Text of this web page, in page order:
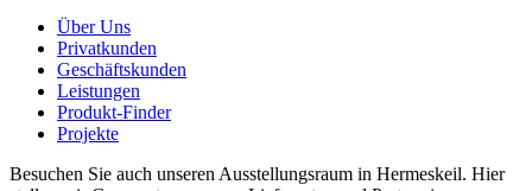
Über Uns
Privatkunden
Geschäftskunden
Leistungen
Produkt-Finder
Projekte
Besuchen Sie auch unseren Ausstellungsraum in Hermeskeil. Hier